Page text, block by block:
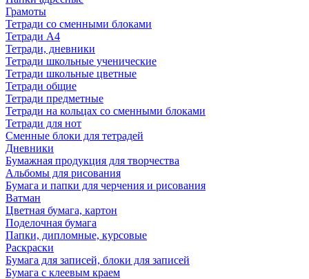
Грамоты
Тетради со сменными блоками
Тетради А4
Тетради, дневники
Тетради школьные ученические
Тетради школьные цветные
Тетради общие
Тетради предметные
Тетради на кольцах со сменными блоками
Тетради для нот
Сменные блоки для тетрадей
Дневники
Бумажная продукция для творчества
Альбомы для рисования
Бумага и папки для черчения и рисования
Ватман
Цветная бумага, картон
Поделочная бумага
Папки, дипломные, курсовые
Раскраски
Бумага для записей, блоки для записей
Бумага с клеевым краем